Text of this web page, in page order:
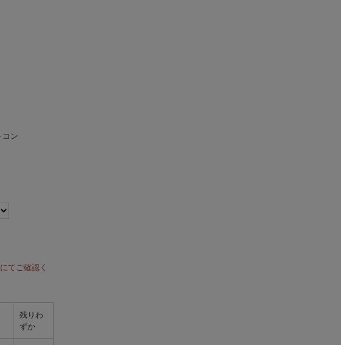
コン
てご確認く
残りわ
ずか